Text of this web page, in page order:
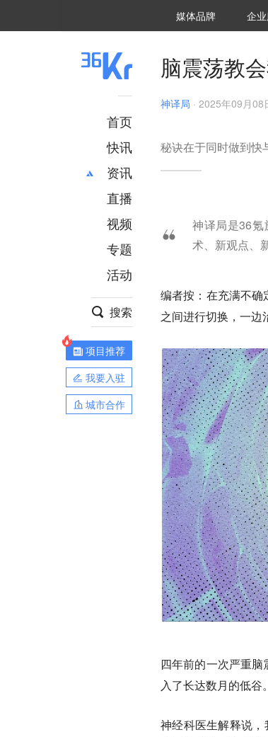
媒体品牌 36Kr
企
首页
快讯
资讯
推荐
财经
项目推荐
安徽
直播
视频
专题
活动
搜索
项目推荐
我要入驻
城市合作
脑震荡教
神译局 · 2025年09月08
秘诀在于同时做到快
神译局是36
术、新观点、
编者按：在充满不
之间进行切换，一边
四年前的一次严重
入了长达数月的低谷。
神经科医生解释说，